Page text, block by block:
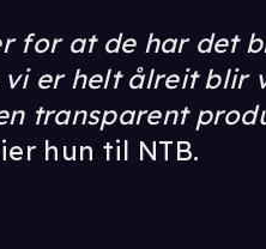
for at de har det
vi er helt ålreit blir
transparent
hun til NTB.